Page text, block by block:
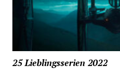
25 Lieblingsserien 2022